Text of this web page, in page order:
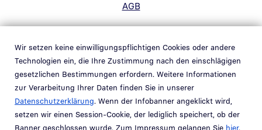
Wir setzen keine einwilligungspflichtigen Cookies oder andere
Technologien ein, die Ihre Zustimmung nach den einschlägigen
gesetzlichen Bestimmungen erfordern. Weitere Informationen
zur Verarbeitung Ihrer Daten finden Sie in unserer
Datenschutzerklärung. Wenn der Infobanner angeklickt wird,
setzen wir einen Session-Cookie, der lediglich speichert, ob der
Banner geschlossen wurde. Zum Impressum gelangen Sie hier.
AGB
Kontakt
Hinweisgebersystem
Link in neuem Fenster öffnen
Whistleblower system
Link in neuem Fenster öffnen